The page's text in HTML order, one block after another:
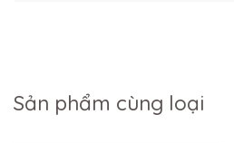
Sản phẩm cùng loại